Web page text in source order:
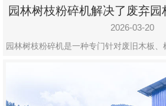
园林树枝粉碎机解决了废弃
利用
2026-03-20
园林树枝粉碎机是一种专门针对废旧木板、